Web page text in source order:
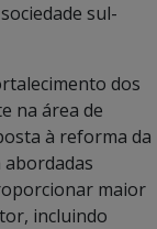
sul-
dos
na área de
à reforma da
maior
incluindo